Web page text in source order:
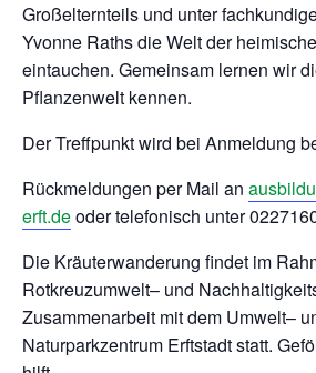
Großelternteils und unter
Yvonne Raths die Welt der
eintauchen. Gemeinsam lernen wir
Pflanzenwelt kennen.
Der Treffpunkt wird bei Anmeldung
Rückmeldungen per Mail an
erft.deoder telefonisch unter
Die Kräuterwanderung findet im
Rotkreuzumwelt– und
Zusammenarbeit mit dem Umwelt–
Naturparkzentrum Erftstadt statt.